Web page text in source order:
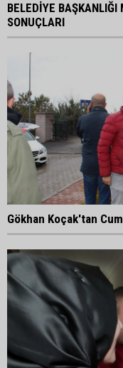
BELEDİYE
SONUÇLARI
Gökhan Koçak'tan